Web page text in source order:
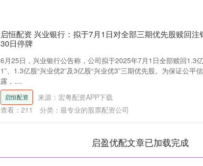
启恒配资 兴业银行：拟于7月1日对全部三期优先股赎回注
30日停牌
6月25日，兴业银行公告称，公司拟于2025年7月1日全部赎回1.3
1”、1.3亿股“兴业优2”及3亿股“兴业优3”三期优先股。为保证公平
露，....
启恒配资
来源：宏粤配资APP下载
查看： 211 分类： 最专业的股票配资公司
启盈优配文章已加载完成